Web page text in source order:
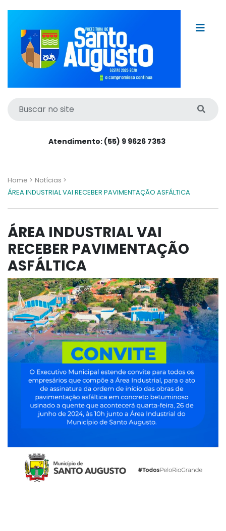
Atendimento: (55) 9 9626 7353
Home > Notícias >
ÁREA INDUSTRIAL VAI RECEBER PAVIMENTAÇÃO ASFÁLTICA
ÁREA INDUSTRIAL VAI
RECEBER PAVIMENTAÇÃO
ASFÁLTICA